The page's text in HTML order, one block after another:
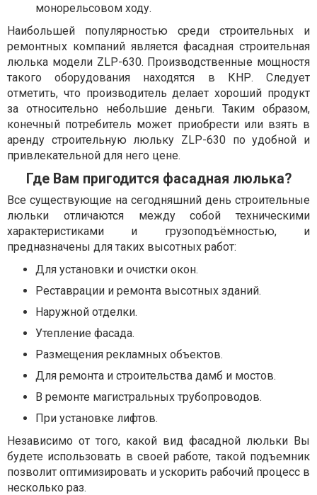
монорельсовом ходу.
Наибольшей популярностью среди строительных и
ремонтных компаний является фасадная строительная
люлька модели ZLP-630. Производственные мощностя
такого оборудования находятся в КНР. Следует
отметить, что производитель делает хороший продукт
за относительно небольшие деньги. Таким образом,
конечный потребитель может приобрести или взять в
аренду строительную люльку ZLP-630 по удобной и
привлекательной для него цене.
Где Вам пригодится фасадная люлька?
Все существующие на сегодняшний день строительные
люльки отличаются между собой техническими
характеристиками и грузоподъёмностью, и
предназначены для таких высотных работ:
Для установки и очистки окон.
Реставрации и ремонта высотных зданий.
Наружной отделки.
Утепление фасада.
Размещения рекламных объектов.
Для ремонта и строительства дамб и мостов.
В ремонте магистральных трубопроводов.
При установке лифтов.
Независимо от того, какой вид фасадной люльки Вы
будете использовать в своей работе, такой подъемник
позволит оптимизировать и ускорить рабочий процесс в
несколько раз.